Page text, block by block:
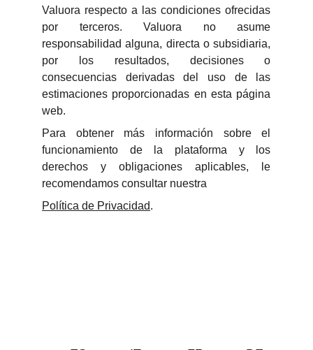
Valuora respecto a las condiciones ofrecidas
por terceros. Valuora no asume
responsabilidad alguna, directa o subsidiaria,
por los resultados, decisiones o
consecuencias derivadas del uso de las
estimaciones proporcionadas en esta página
web.
Para obtener más información sobre el
funcionamiento de la plataforma y los
derechos y obligaciones aplicables, le
recomendamos consultar nuestra
Política de Privacidad.